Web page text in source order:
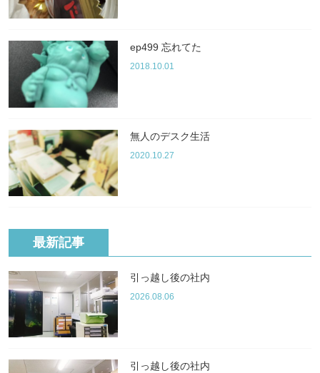
ep499 忘れてた
2018.10.01
無人のデスク生活
2020.10.27
最新記事
引っ越し後の社内
2026.08.06
引っ越し後の社内